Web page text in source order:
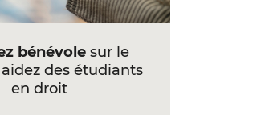
bénévole sur le
des étudiants
en droit